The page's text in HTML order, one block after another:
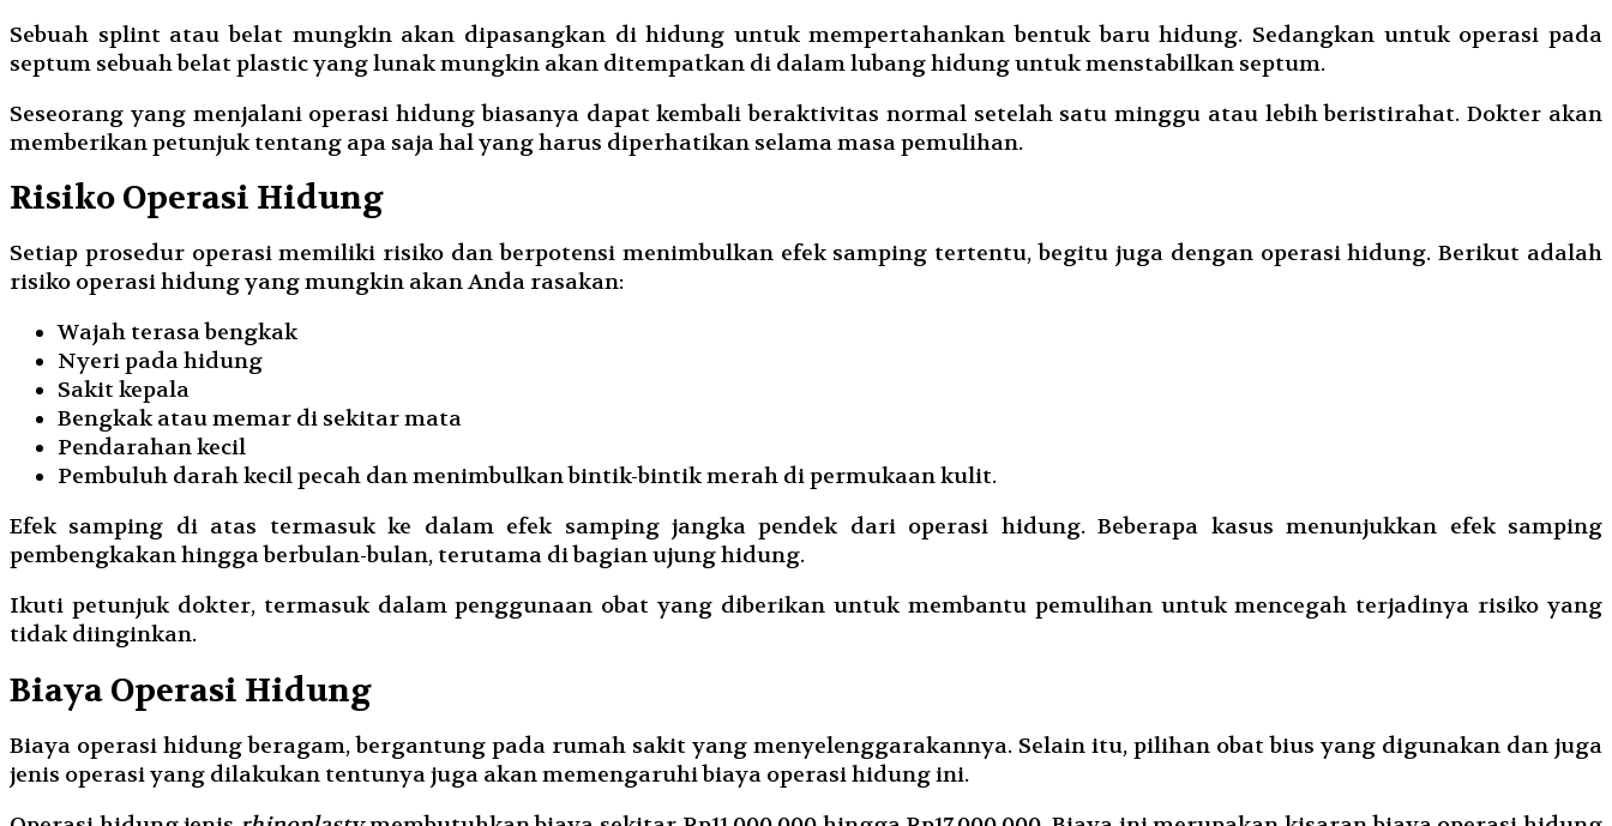
Sebuah splint atau belat mungkin akan dipasangkan di hidung untuk mempertahankan bentuk baru hidung. Sedangkan untuk operasi pada
septum sebuah belat plastic yang lunak mungkin akan ditempatkan di dalam lubang hidung untuk menstabilkan septum.
Seseorang yang menjalani operasi hidung biasanya dapat kembali beraktivitas normal setelah satu minggu atau lebih beristirahat. Dokter akan
memberikan petunjuk tentang apa saja hal yang harus diperhatikan selama masa pemulihan.
Risiko Operasi Hidung
Setiap prosedur operasi memiliki risiko dan berpotensi menimbulkan efek samping tertentu, begitu juga dengan operasi hidung. Berikut adalah
risiko operasi hidung yang mungkin akan Anda rasakan:
Wajah terasa bengkak
Nyeri pada hidung
Sakit kepala
Bengkak atau memar di sekitar mata
Pendarahan kecil
Pembuluh darah kecil pecah dan menimbulkan bintik-bintik merah di permukaan kulit.
Efek samping di atas termasuk ke dalam efek samping jangka pendek dari operasi hidung. Beberapa kasus menunjukkan efek samping
pembengkakan hingga berbulan-bulan, terutama di bagian ujung hidung.
Ikuti petunjuk dokter, termasuk dalam penggunaan obat yang diberikan untuk membantu pemulihan untuk mencegah terjadinya risiko yang
tidak diinginkan.
Biaya Operasi Hidung
Biaya operasi hidung beragam, bergantung pada rumah sakit yang menyelenggarakannya. Selain itu, pilihan obat bius yang digunakan dan juga
jenis operasi yang dilakukan tentunya juga akan memengaruhi biaya operasi hidung ini.